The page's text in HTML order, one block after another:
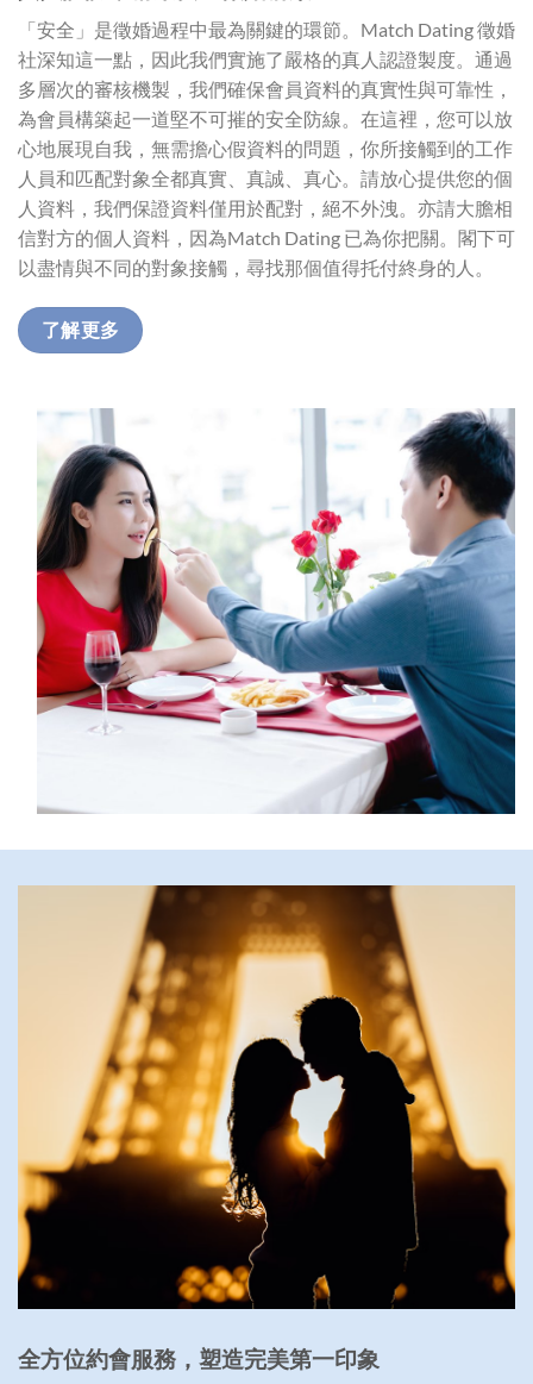
「安全」是徵婚過程中最為關鍵的環節。Match Dating 徵婚
社深知這一點，因此我們實施了嚴格的真人認證製度。通過
多層次的審核機製，我們確保會員資料的真實性與可靠性，
為會員構築起一道堅不可摧的安全防線。在這裡，您可以放
心地展現自我，無需擔心假資料的問題，你所接觸到的工作
人員和匹配對象全都真實、真誠、真心。請放心提供您的個
人資料，我們保證資料僅用於配對，絕不外洩。亦請大膽相
信對方的個人資料，因為Match Dating 已為你把關。閣下可
以盡情與不同的對象接觸，尋找那個值得托付終身的人。
了解更多
全方位約會服務，塑造完美第一印象